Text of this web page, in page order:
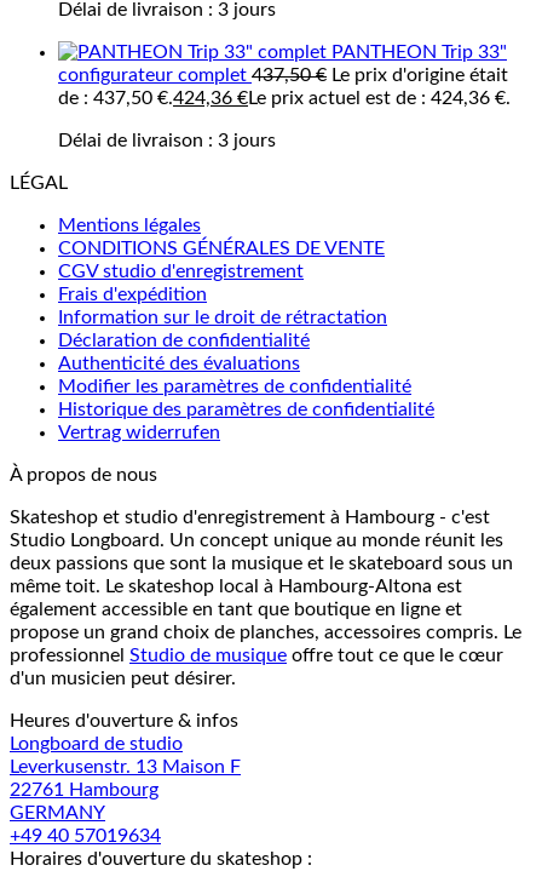
Délai de livraison : 3 jours
PANTHEON Trip 33"
configurateur complet 437,50€ Le prix d'origine était
de : 437,50 €.424,36 €Le prix actuel est de : 424,36 €.
Délai de livraison : 3 jours
LÉGAL
Mentions légales
CONDITIONS GÉNÉRALES DE VENTE
CGV studio d'enregistrement
Frais d'expédition
Information sur le droit de rétractation
Déclaration de confidentialité
Authenticité des évaluations
Modifier les paramètres de confidentialité
Historique des paramètres de confidentialité
Vertrag widerrufen
À propos de nous
Skateshop et studio d'enregistrement à Hambourg - c'est
Studio Longboard. Un concept unique au monde réunit les
deux passions que sont la musique et le skateboard sous un
même toit. Le skateshop local à Hambourg-Altona est
également accessible en tant que boutique en ligne et
propose un grand choix de planches, accessoires compris. Le
professionnel Studio de musique offre tout ce que le cœur
d'un musicien peut désirer.
Heures d'ouverture & infos
Longboard de studio
Leverkusenstr. 13 Maison F
22761 Hambourg
GERMANY
+49 40 57019634
Horaires d'ouverture du skateshop :